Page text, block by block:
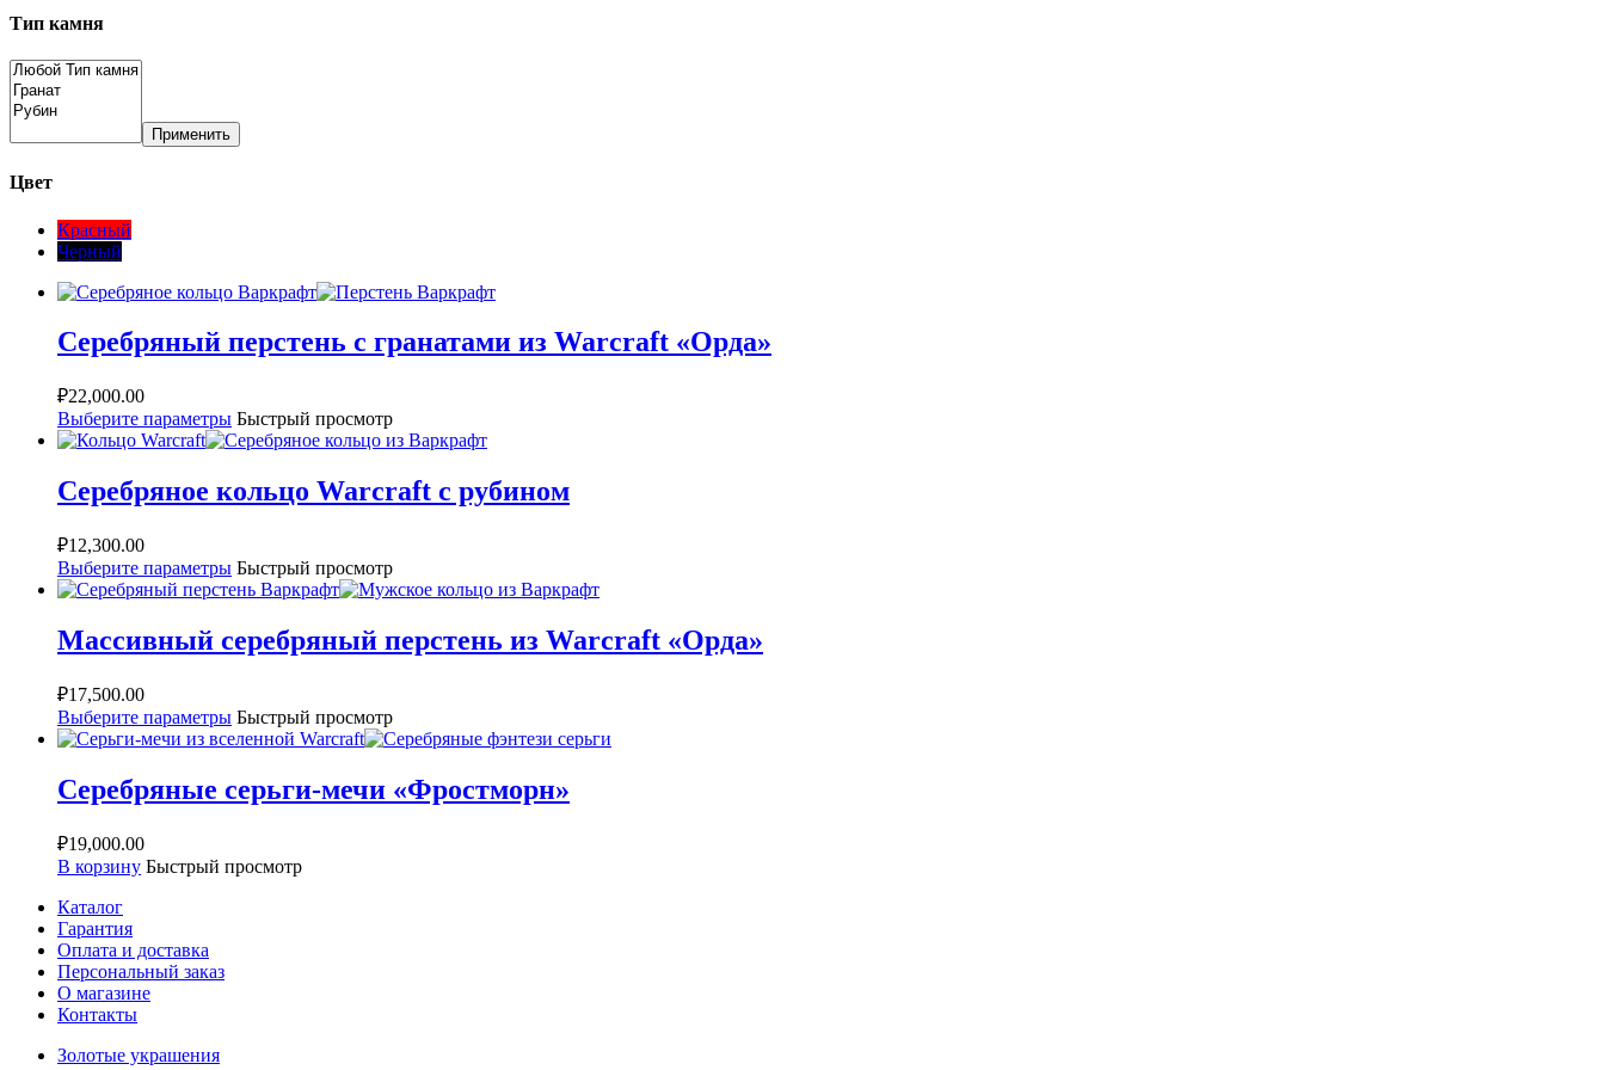
Тип камня
Применить
Цвет
Красный
Черный
Серебряный перстень с гранатами из Warcraft «Орда»
₽22,000.00
Выберите параметры Быстрый просмотр
Серебряное кольцо Warcraft с рубином
₽12,300.00
Выберите параметры Быстрый просмотр
Массивный серебряный перстень из Warcraft «Орда»
₽17,500.00
Выберите параметры Быстрый просмотр
Серебряные серьги-мечи «Фростморн»
₽19,000.00
В корзину Быстрый просмотр
Каталог
Гарантия
Оплата и доставка
Персональный заказ
О магазине
Контакты
Золотые украшения